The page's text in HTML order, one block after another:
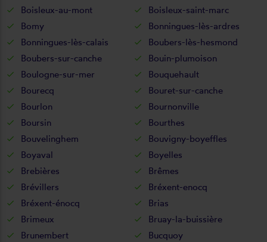
Boisleux-au-mont
Boisleux-saint-marc
Bomy
Bonningues-lès-ardres
Bonningues-lès-calais
Boubers-lès-hesmond
Boubers-sur-canche
Bouin-plumoison
Boulogne-sur-mer
Bouquehault
Bourecq
Bouret-sur-canche
Bourlon
Bournonville
Boursin
Bourthes
Bouvelinghem
Bouvigny-boyeffles
Boyaval
Boyelles
Brebières
Brêmes
Brévillers
Bréxent-enocq
Bréxent-énocq
Brias
Brimeux
Bruay-la-buissière
Brunembert
Bucquoy